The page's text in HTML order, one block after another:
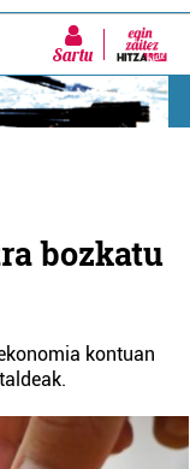
Sartu
bozkatu
kontuan